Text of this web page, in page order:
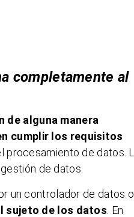
completamente al
de alguna manera
cumplir los requisitos
procesamiento de datos.
de datos.
un controlador de datos
sujeto de los datos . En